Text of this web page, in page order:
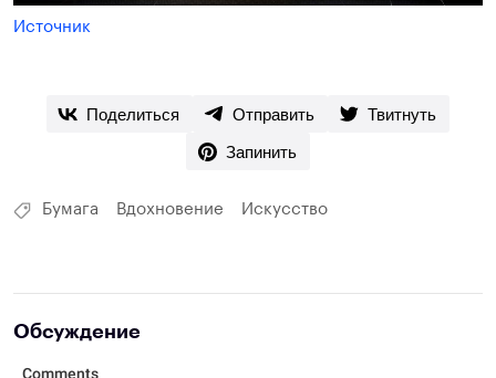
Источник
Поделиться Отправить
Твитнуть
Запинить
Бумага Вдохновение Искусство
Обсуждение